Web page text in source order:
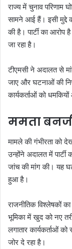
राज्य में चुनाव परिणाम
सामने आई हैं। इसी मुद्दे
की है। पार्टी का आरोप
जा रहा है।
टीएमसी ने अदालत से
जाए और घटनाओं की
कार्यकर्ताओं को
ममता
मामले की गंभीरता को
उन्होंने अदालत में पार्टी
जांच की मांग की। यह
हुआ है।
राजनीतिक विश्लेषकों
भूमिका में खुद को नए
लगातार कार्यकर्ताओं
जोर दे रहा है।